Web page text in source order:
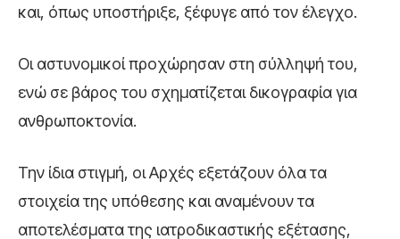
και, όπως υποστήριξε, ξέφυγε από τον έλεγχο.
Οι αστυνομικοί προχώρησαν στη σύλληψή του,
ενώ σε βάρος του σχηματίζεται δικογραφία για
ανθρωποκτονία.
Την ίδια στιγμή, οι Αρχές εξετάζουν όλα τα
στοιχεία της υπόθεσης και αναμένουν τα
αποτελέσματα της ιατροδικαστικής εξέτασης,